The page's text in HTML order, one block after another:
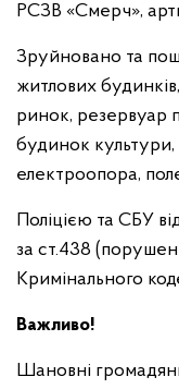
РСЗВ «Смерч»,
Зруйновано та
житлових
ринок, резервуар
будинок культури,
електроопора,
Поліцією та СБУ
за ст.438
Кримінального
Важливо!
Шановні